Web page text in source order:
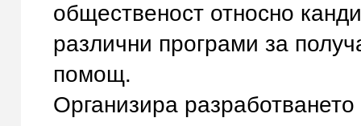
общественост относно
различни програми за
помощ.
Организира